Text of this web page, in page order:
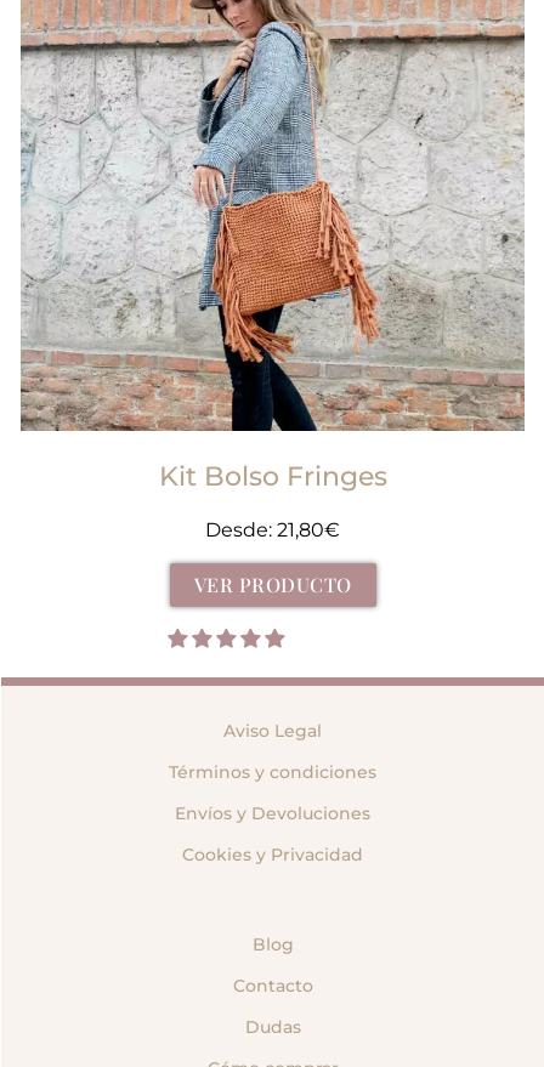
Kit Bolso Fringes
Desde: 21,80€
VER PRODUCTO
Aviso Legal
Términos y condiciones
Envíos y Devoluciones
Cookies y Privacidad
Blog
Contacto
Dudas